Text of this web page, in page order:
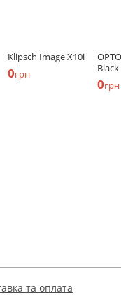
Klipsch Image X10i
0грн
Black
0грн
та оплата